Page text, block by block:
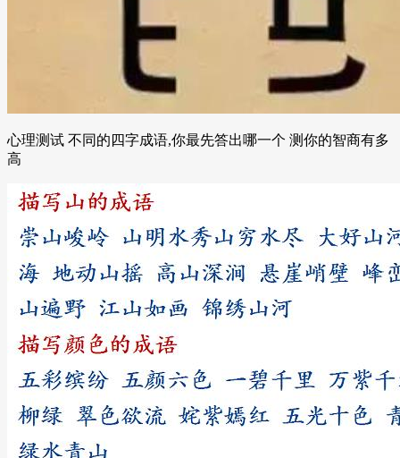
心理测试 不同的四字成语,你最先答出哪一个 测你的智商有多
高